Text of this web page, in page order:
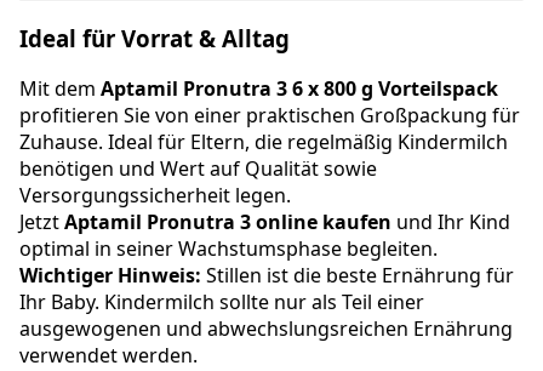
Ideal für Vorrat & Alltag
Mit dem Aptamil Pronutra 3 6 x 800 g Vorteilspack
profitieren Sie von einer praktischen Großpackung für
Zuhause. Ideal für Eltern, die regelmäßig Kindermilch
benötigen und Wert auf Qualität sowie
Versorgungssicherheit legen.
JetztAptamil Pronutra 3 online kaufen und Ihr Kind
optimal in seiner Wachstumsphase begleiten.
Wichtiger Hinweis: Stillen ist die beste Ernährung für
Ihr Baby. Kindermilch sollte nur als Teil einer
ausgewogenen und abwechslungsreichen Ernährung
verwendet werden.